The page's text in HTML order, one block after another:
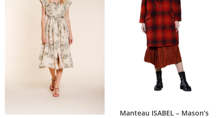
Manteau ISABEL – Mason’s